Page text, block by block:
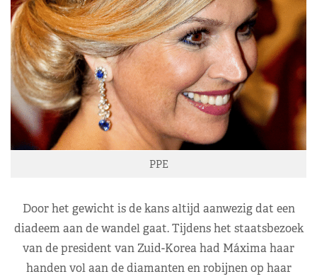
PPE
Door het gewicht is de kans altijd aanwezig dat een
diadeem aan de wandel gaat. Tijdens het staatsbezoek
van de president van Zuid-Korea had Máxima haar
handen vol aan de diamanten en robijnen op haar